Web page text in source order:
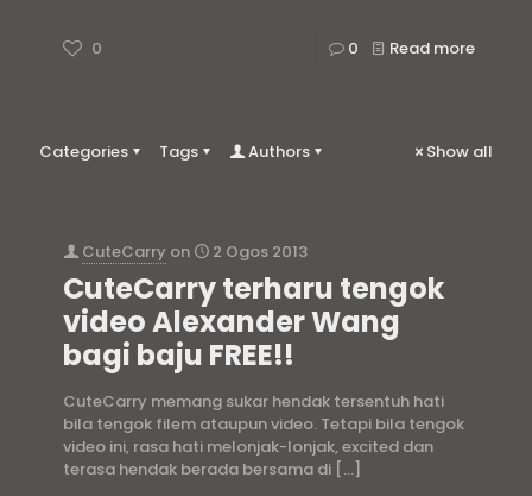
0 0 Read more
Categories Tags Authors Show all
CuteCarry on 2 Ogos 2013
CuteCarry terharu tengok
video Alexander Wang
bagi baju FREE!!
CuteCarry memang sukar hendak tersentuh hati
bila tengok filem ataupun video. Tetapi bila tengok
video ini, rasa hati melonjak-lonjak, excited dan
terasa hendak berada bersama di […]